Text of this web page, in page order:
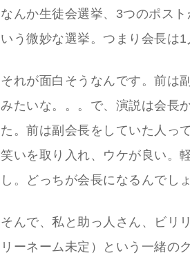
なんか生徒会選挙、3つのポス
いう微妙な選挙。つまり会長は
それが面白そうなんです。前は
みたいな。。。で、演説は会長
た。前は副会長をしていた人っ
笑いを取り入れ、ウケが良い。
し。どっちが会長になるんでし
そんで、私と助っ人さん、ビリ
リーネーム未定）という一緒の